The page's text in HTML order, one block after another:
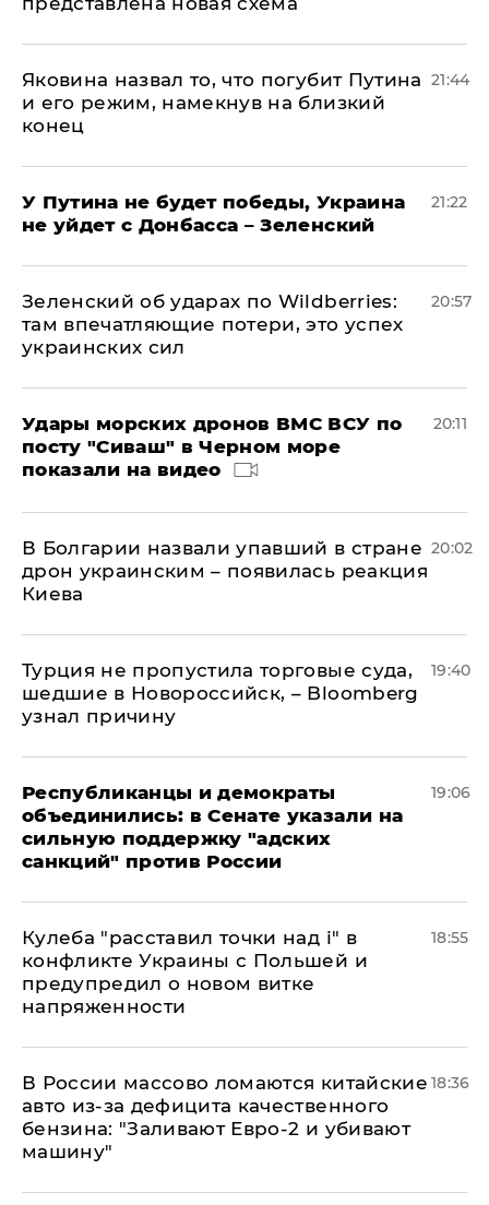
Яковина назвал то, что погубит Путина
и его режим, намекнув на близкий
конец
21:44
У Путина не будет победы, Украина
не уйдет с Донбасса – Зеленский
21:22
Зеленский об ударах по Wildberries:
там впечатляющие потери, это успех
украинских сил
20:57
Удары морских дронов ВМС ВСУ по
посту "Сиваш" в Черном море
показали на видео
20:11
В Болгарии назвали упавший в стране
дрон украинским – появилась реакция
Киева
20:02
Турция не пропустила торговые суда,
шедшие в Новороссийск, – Bloomberg
узнал причину
19:40
Республиканцы и демократы
объединились: в Сенате указали на
сильную поддержку "адских
санкций" против России
19:06
Кулеба "расставил точки над і" в
конфликте Украины с Польшей и
предупредил о новом витке
напряженности
18:55
В России массово ломаются китайские
авто из-за дефицита качественного
бензина: "Заливают Евро-2 и убивают
машину"
18:36